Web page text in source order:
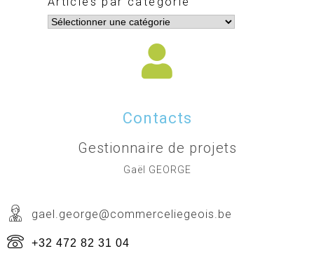
Contacts
Gestionnaire de projets
Gaël GEORGE
gael.george@commerceliegeois.be
+32 472 82 31 04